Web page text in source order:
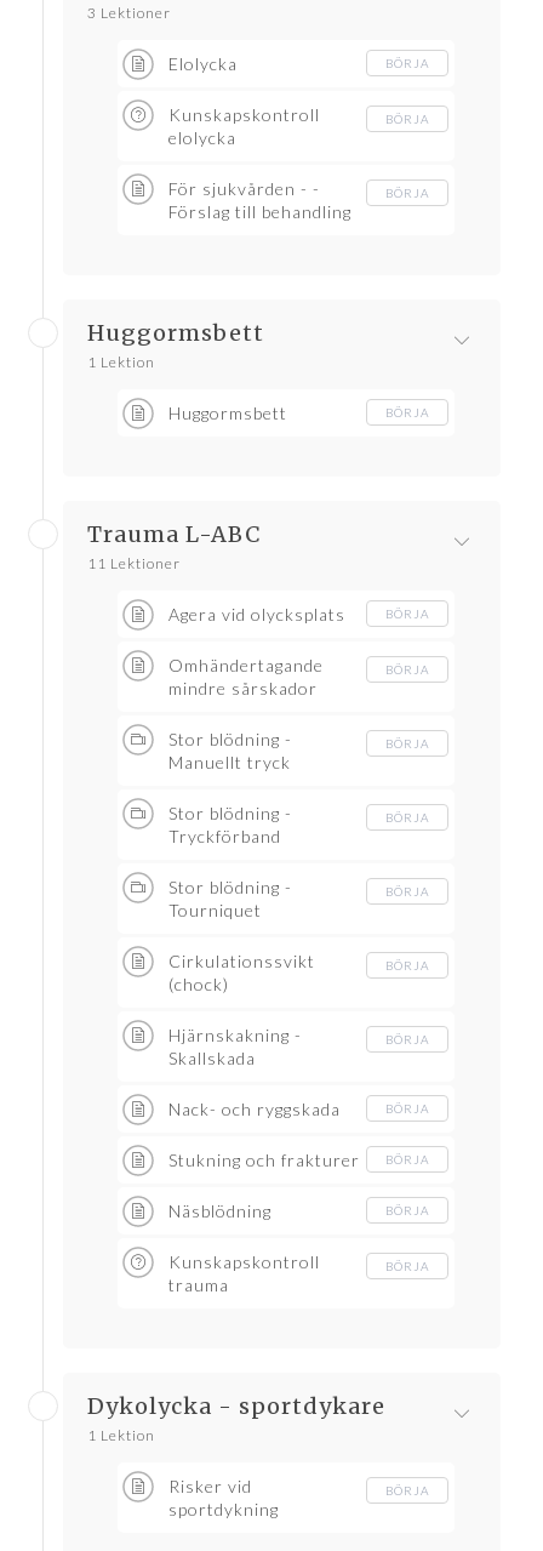
3 Lektioner
Elolycka BÖRJA
Kunskapskontroll
elolycka
BÖRJA
För sjukvården - -
Förslag till behandling
BÖRJA
Huggormsbett
1 Lektion
Huggormsbett BÖRJA
Trauma L-ABC
11 Lektioner
Agera vid olycksplats BÖRJA
Omhändertagande
mindre sårskador
BÖRJA
Stor blödning -
Manuellt tryck
BÖRJA
Stor blödning -
Tryckförband
BÖRJA
Stor blödning -
Tourniquet
BÖRJA
Cirkulationssvikt
(chock)
BÖRJA
Hjärnskakning -
Skallskada
BÖRJA
Nack- och ryggskada BÖRJA
Stukning och frakturer BÖRJA
Näsblödning BÖRJA
Kunskapskontroll
trauma
BÖRJA
Dykolycka - sportdykare
1 Lektion
Risker vid
sportdykning
BÖRJA